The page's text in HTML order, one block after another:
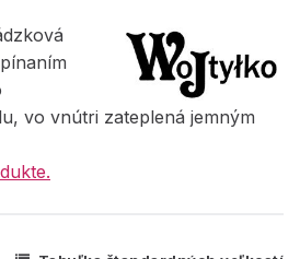
vo vnútri zateplená jemným